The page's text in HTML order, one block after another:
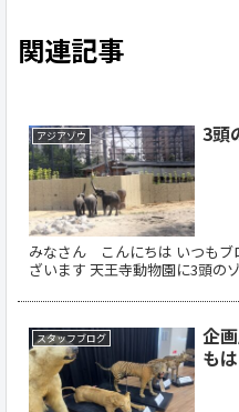
関連記事
アジアゾウ 3頭
みなさん こんにちは いつもブ
ざいます 天王寺動物園に3頭の
スタッフブログ
企
も